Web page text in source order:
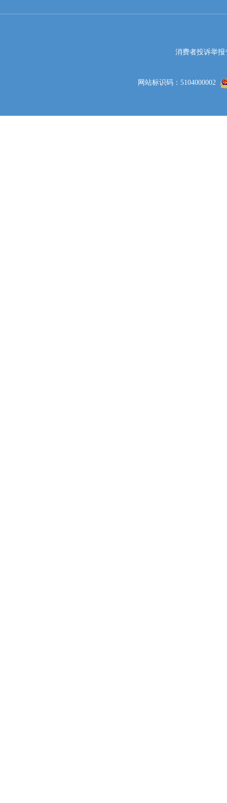
消费者投诉举报
网站标识码：5104000002